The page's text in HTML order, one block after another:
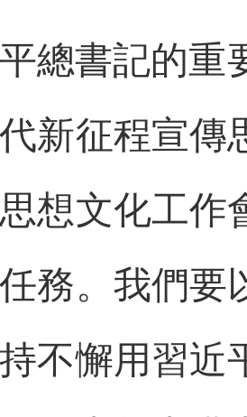
總書記的重
新征程宣傳
想文化工作
務。我們要
不懈用習近